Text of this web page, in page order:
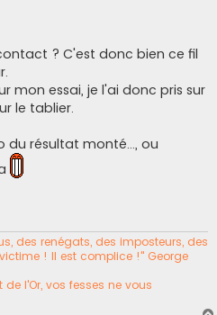
? C'est donc bien ce fil
mon essai, je l'ai donc pris sur
le tablier.
du résultat monté..., ou
des renégats, des imposteurs, des
! Il est complice !" George
l'Or, vos fesses ne vous